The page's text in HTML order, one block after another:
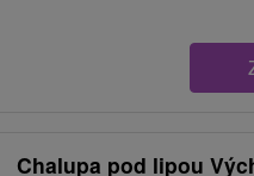
Chalupa pod lipou